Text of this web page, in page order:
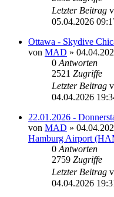
Letzter Beitrag
05.04.2026
Ottawa - Skydive
von MAD »
0 Antworten
2521 Zugriffe
Letzter Beitrag
04.04.2026
22.01.2026 -
von MAD »
Hamburg Airport
0 Antworten
2759 Zugriffe
Letzter Beitrag
04.04.2026